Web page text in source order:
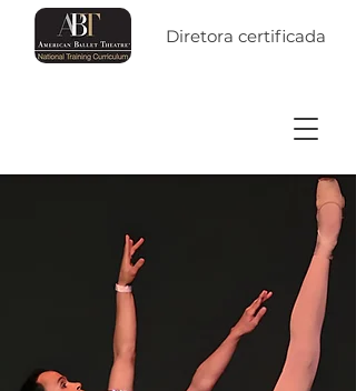
Diretora certificada